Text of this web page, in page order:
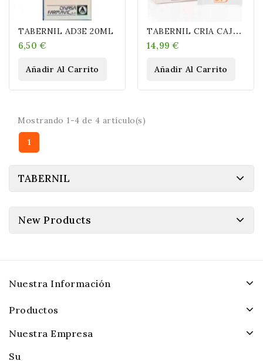
TABERNIL AD3E 20ML
6,50 €
Añadir Al Carrito
T
ABERNIL CRIA CAJA 10 SOBRES
14,99 €
Añadir Al Carrito
Mostrando 1-4 de 4 artículo(s)
1
TABERNIL
New Products
Nuestra Información
Productos
Nuestra Empresa
Su